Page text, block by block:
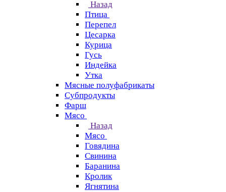
Назад
Птица
Перепел
Цесарка
Курица
Гусь
Индейка
Утка
Мясные полуфабрикаты
Субпродукты
Фарш
Мясо
Назад
Мясо
Говядина
Свинина
Баранина
Кролик
Ягнятина